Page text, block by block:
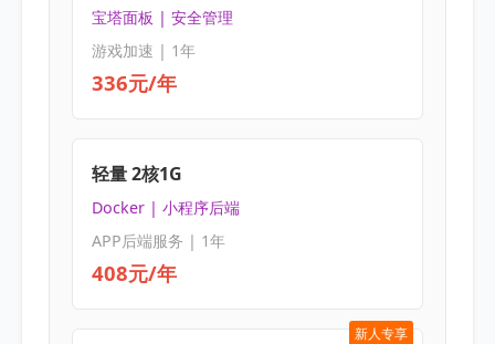
宝塔面板 | 安全管理
游戏加速 | 1年
336元/年
轻量 2核1G
Docker | 小程序后端
APP后端服务 | 1年
408元/年
新人专享